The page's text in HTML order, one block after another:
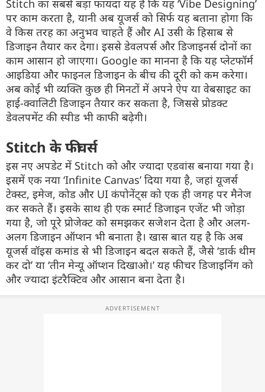
Stitch का सबसे बड़ा फायदा यह है कि यह ‘Vibe Designing’
पर काम करता है, यानी अब यूजर्स को सिर्फ यह बताना होगा कि
वे किस तरह का अनुभव चाहते हैं और AI उसी के हिसाब से
डिजाइन तैयार कर देगा। इससे डेवलपर्स और डिजाइनर्स दोनों का
काम आसान हो जाएगा। Google का मानना है कि यह प्लेटफॉर्म
आइडिया और फाइनल डिजाइन के बीच की दूरी को कम करेगा।
अब कोई भी व्यक्ति कुछ ही मिनटों में अपने ऐप या वेबसाइट का
हाई-क्वालिटी डिजाइन तैयार कर सकता है, जिससे प्रोडक्ट
डेवलपमेंट की स्पीड भी काफी बढ़ेगी।
Stitch के फीचर्स
इस नए अपडेट में Stitch को और ज्यादा एडवांस बनाया गया है।
इसमें एक नया ‘Infinite Canvas’ दिया गया है, जहां यूजर्स
टेक्स्ट, इमेज, कोड और UI कंपोनेंट्स को एक ही जगह पर मैनेज
कर सकते हैं। इसके साथ ही एक स्मार्ट डिजाइन एजेंट भी जोड़ा
गया है, जो पूरे प्रोजेक्ट को समझकर सजेशन देता है और अलग-
अलग डिजाइन ऑप्शन भी बनाता है। खास बात यह है कि अब
यूजर्स वॉइस कमांड से भी डिजाइन बदल सकते हैं, जैसे ‘डार्क थीम
कर दो’ या ‘तीन मेन्यू ऑप्शन दिखाओ।’ यह फीचर डिजाइनिंग को
और ज्यादा इंटरैक्टिव और आसान बना देता है।